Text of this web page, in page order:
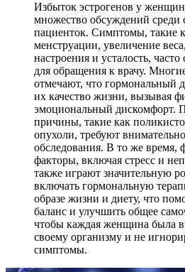
Избыток эстрогенов у
множество обсуждений среди
пациенток. Симптомы, такие
менструации, увеличение
настроения и усталость,
для обращения к врачу.
отмечают, что гормональный
их качество жизни, вызывая
эмоциональный дискомфорт.
причины, такие как
опухоли, требуют
обследования. В то же время,
факторы, включая стресс и
также играют значительную
включать гормональную
образе жизни и диету, что
баланс и улучшить общее
чтобы каждая женщина была
своему организму и не
симптомы.